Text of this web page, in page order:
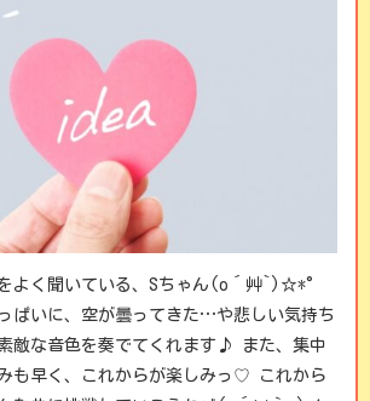
よく聞いている、Sちゃん(o´艸`)☆*°
ぱいに、空が曇ってきた…や悲しい気持ち
敵な音色を奏でてくれます♪ また、集中
も早く、これからが楽しみっ♡ これから